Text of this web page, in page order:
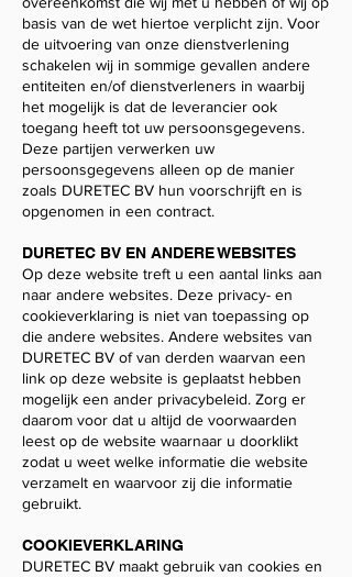
basis van de wet hiertoe verplicht zijn. Voor
de uitvoering van onze dienstverlening
schakelen wij in sommige gevallen andere
entiteiten en/of dienstverleners in waarbij
het mogelijk is dat de leverancier ook
toegang heeft tot uw persoonsgegevens.
Deze partijen verwerken uw
persoonsgegevens alleen op de manier
zoals DURETEC BV hun voorschrijft en is
opgenomen in een contract.
DURETEC BV EN ANDERE WEBSITES
Op deze website treft u een aantal links aan
naar andere websites. Deze privacy- en
cookieverklaring is niet van toepassing op
die andere websites. Andere websites van
DURETEC BV of van derden waarvan een
link op deze website is geplaatst hebben
mogelijk een ander privacybeleid. Zorg er
daarom voor dat u altijd de voorwaarden
leest op de website waarnaar u doorklikt
zodat u weet welke informatie die website
verzamelt en waarvoor zij die informatie
gebruikt.
COOKIEVERKLARING
DURETEC BV maakt gebruik van cookies en